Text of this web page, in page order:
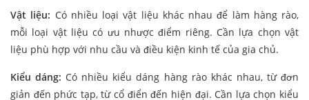
Vật liệu: Có nhiều loại vật liệu khác nhau để làm hàng rào,
mỗi loại vật liệu có ưu nhược điểm riêng. Cần lựa chọn vật
liệu phù hợp với nhu cầu và điều kiện kinh tế của gia chủ.
Kiểu dáng: Có nhiều kiểu dáng hàng rào khác nhau, từ đơn
giản đến phức tạp, từ cổ điển đến hiện đại. Cần lựa chọn kiểu